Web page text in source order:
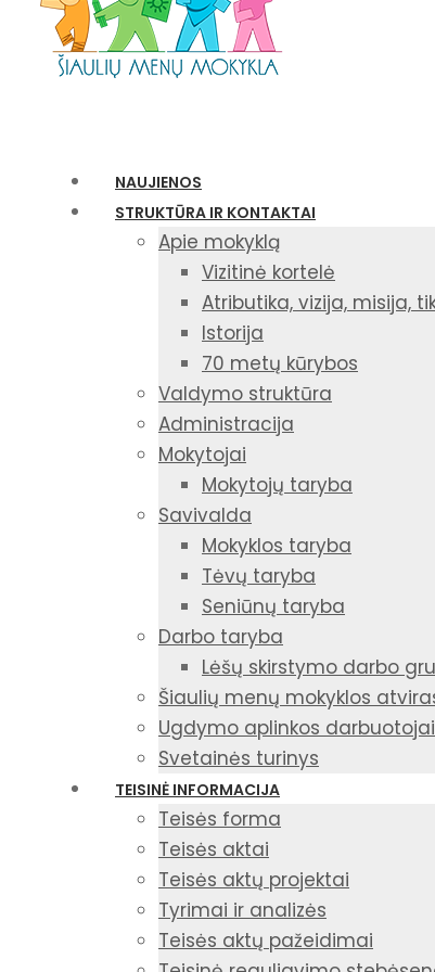
NAUJIENOS
STRUKTŪRA IR KONTAKTAI
Apie mokyklą
Vizitinė kortelė
Atributika, vizija, misija,
Istorija
70 metų kūrybos
Valdymo struktūra
Administracija
Mokytojai
Mokytojų taryba
Savivalda
Mokyklos taryba
Tėvų taryba
Seniūnų taryba
Darbo taryba
Lėšų skirstymo darbo
Šiaulių menų mokyklos
Ugdymo aplinkos darbuotojai
Svetainės turinys
TEISINĖ INFORMACIJA
Teisės forma
Teisės aktai
Teisės aktų projektai
Tyrimai ir analizės
Teisės aktų pažeidimai